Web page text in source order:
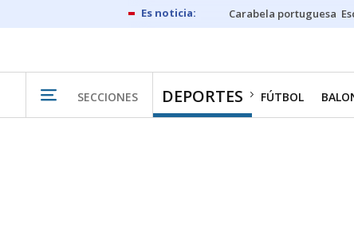
Carabela portuguesa
SECCIONES DEPORTES FÚTBOL